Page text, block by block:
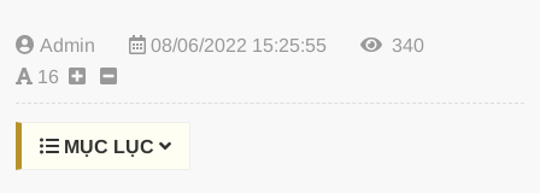
Admin 08/06/2022 15:25:55
340
16
MỤC LỤC